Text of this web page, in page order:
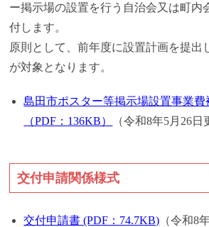
ー掲示場の設置を行う自治会又は町内
付します。
原則として、前年度に設置計画を提出
が対象となります。
島田市ポスター等掲示場設置事業費
（PDF：136KB）
（令和8年5月26日
交付申請関係様式
交付申請書 (PDF：74.7KB) （令和8